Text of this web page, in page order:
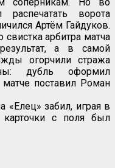
ворота
Артём Гайдуков.
арбитра матча
а в самой
огорчили стража
дубль оформил
поставил Роман
«Елец» забил, играя в
с поля был